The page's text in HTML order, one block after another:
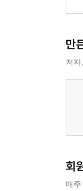
만
저
회
매주